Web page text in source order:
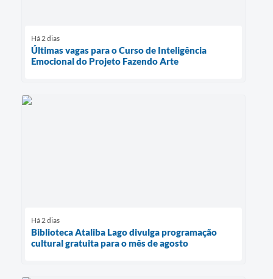
Há 2 dias
Últimas vagas para o Curso de Inteligência
Emocional do Projeto Fazendo Arte
Há 2 dias
Biblioteca Ataliba Lago divulga programação
cultural gratuita para o mês de agosto